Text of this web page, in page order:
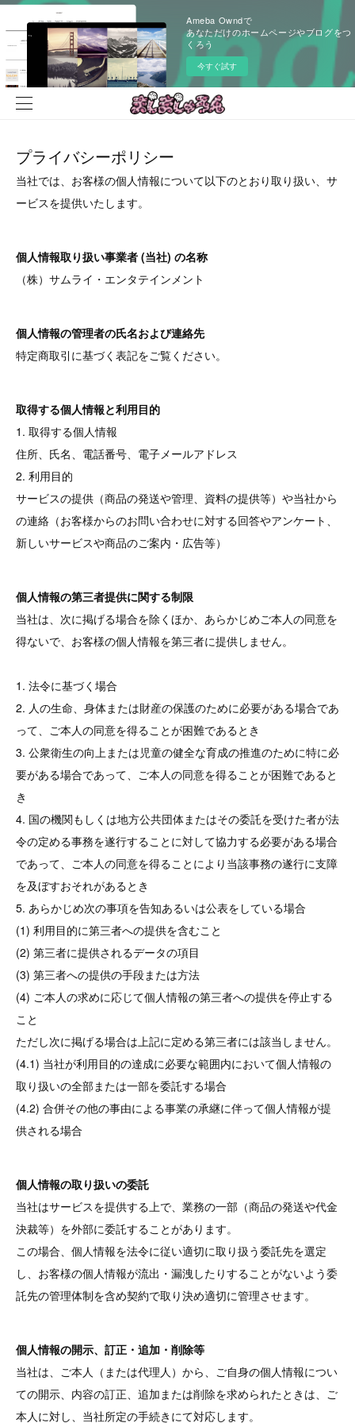
Ameba Owndで
あなただけのホームページやブログをつ
くろう
今すぐ試す
プライバシーポリシー
当社では、お客様の個人情報について以下のとおり取り扱い、サ
ービスを提供いたします。
個人情報取り扱い事業者 (当社) の名称
（株）サムライ・エンタテインメント
個人情報の管理者の氏名および連絡先
特定商取引に基づく表記をご覧ください。
取得する個人情報と利用目的
1. 取得する個人情報
住所、氏名、電話番号、電子メールアドレス
2. 利用目的
サービスの提供（商品の発送や管理、資料の提供等）や当社から
の連絡（お客様からのお問い合わせに対する回答やアンケート、
新しいサービスや商品のご案内・広告等）
個人情報の第三者提供に関する制限
当社は、次に掲げる場合を除くほか、あらかじめご本人の同意を
得ないで、お客様の個人情報を第三者に提供しません。
1. 法令に基づく場合
2. 人の生命、身体または財産の保護のために必要がある場合であ
って、ご本人の同意を得ることが困難であるとき
3. 公衆衛生の向上または児童の健全な育成の推進のために特に必
要がある場合であって、ご本人の同意を得ることが困難であると
き
4. 国の機関もしくは地方公共団体またはその委託を受けた者が法
令の定める事務を遂行することに対して協力する必要がある場合
であって、ご本人の同意を得ることにより当該事務の遂行に支障
を及ぼすおそれがあるとき
5. あらかじめ次の事項を告知あるいは公表をしている場合
(1) 利用目的に第三者への提供を含むこと
(2) 第三者に提供されるデータの項目
(3) 第三者への提供の手段または方法
(4) ご本人の求めに応じて個人情報の第三者への提供を停止する
こと
ただし次に掲げる場合は上記に定める第三者には該当しません。
(4.1) 当社が利用目的の達成に必要な範囲内において個人情報の
取り扱いの全部または一部を委託する場合
(4.2) 合併その他の事由による事業の承継に伴って個人情報が提
供される場合
個人情報の取り扱いの委託
当社はサービスを提供する上で、業務の一部（商品の発送や代金
決裁等）を外部に委託することがあります。
この場合、個人情報を法令に従い適切に取り扱う委託先を選定
し、お客様の個人情報が流出・漏洩したりすることがないよう委
託先の管理体制を含め契約で取り決め適切に管理させます。
個人情報の開示、訂正・追加・削除等
当社は、ご本人（または代理人）から、ご自身の個人情報につい
ての開示、内容の訂正、追加または削除を求められたときは、ご
本人に対し、当社所定の手続きにて対応します。